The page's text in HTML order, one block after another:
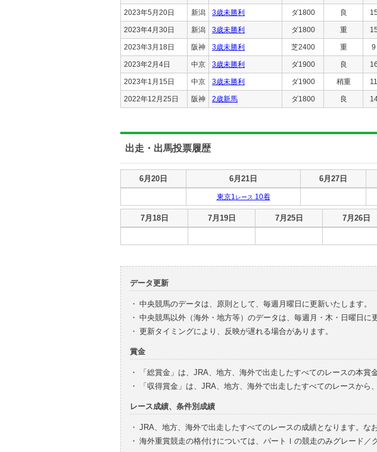
2023年5月20日 新潟 3歳未勝利 ダ1800 良 15
2023年4月30日 新潟 3歳未勝利 ダ1800 重 15
2023年3月18日 阪神 3歳未勝利 芝2400 重 9
2023年2月4日 中京 3歳未勝利 ダ1900 良 16
2023年1月15日 中京 3歳未勝利 ダ1900 稍重 11
2022年12月25日 阪神 2歳新馬 ダ1800 良
出走・出馬投票履歴
出走・出馬投票履歴
6月20日 6月21日 6月27日
東京1レース 10着
出走・出馬投票履歴
7月18日 7月19日 7月25日 7月26日
データ更新
・ 中央競馬のデータは、原則として、毎週月曜日に更新いたします。
・ 中央競馬以外（海外・地方等）のデータは、毎週月・木・日曜日に
・ 更新タイミングにより、反映が遅れる場合があります。
賞金
・
「総賞金」は、JRA、地方、海外で出走したすべてのレースの本賞
・
「収得賞金」は、JRA、地方、海外で出走したすべてのレースから
レース成績、条件別成績
・ JRA、地方、海外で出走したすべてのレースの成績となります。な
・ 海外重賞競走の格付けについては、パートⅠの競走のみグレード／